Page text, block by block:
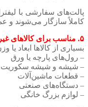
پالت‌های سفارشی با
کاملاً سازگار می‌شوند و
۵. مناسب برای کالاهای غیرمعمول و خاص
بسیاری از کالاها ابعاد یا
– رول‌های پارچه یا ورق
– شیشه و شیشه‌ سکوریت
– قطعات ماشین‌آلات
– دستگاه‌های صنعتی
– لوازم بزرگ خانگی